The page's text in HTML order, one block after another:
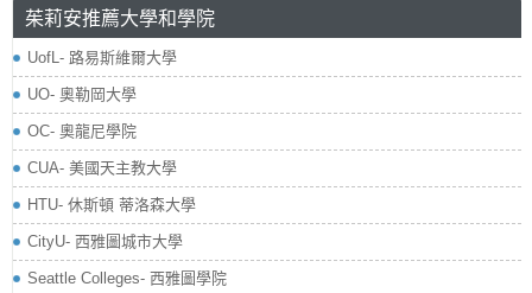
茱莉安推薦大學和學院
​UofL- 路易斯維爾大學
UO- 奧勒岡大學
OC- 奧龍尼學院
CUA- 美國天主教大學
HTU- 休斯頓 蒂洛森大學
CityU- 西雅圖城市大學
Seattle Colleges- 西雅圖學院